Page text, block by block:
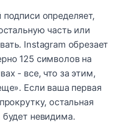
определяет,
часть или
Instagram обрезает
125 символов на
- все, что за этим,
Если ваша первая
остальная
невидима.